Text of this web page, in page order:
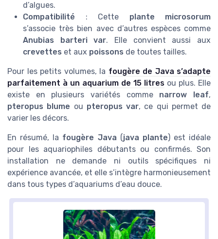
d’algues.
Compatibilité : Cette plante microsorum
s’associe très bien avec d’autres espèces comme
Anubias barteri var. Elle convient aussi aux
crevettes et aux poissons de toutes tailles.
Pour les petits volumes, la fougère de Java s’adapte
parfaitement à un aquarium de 15 litres ou plus. Elle
existe en plusieurs variétés comme narrow leaf,
pteropus blume ou pteropus var, ce qui permet de
varier les décors.
En résumé, la fougère Java (java plante) est idéale
pour les aquariophiles débutants ou confirmés. Son
installation ne demande ni outils spécifiques ni
expérience avancée, et elle s’intègre harmonieusement
dans tous types d’aquariums d’eau douce.